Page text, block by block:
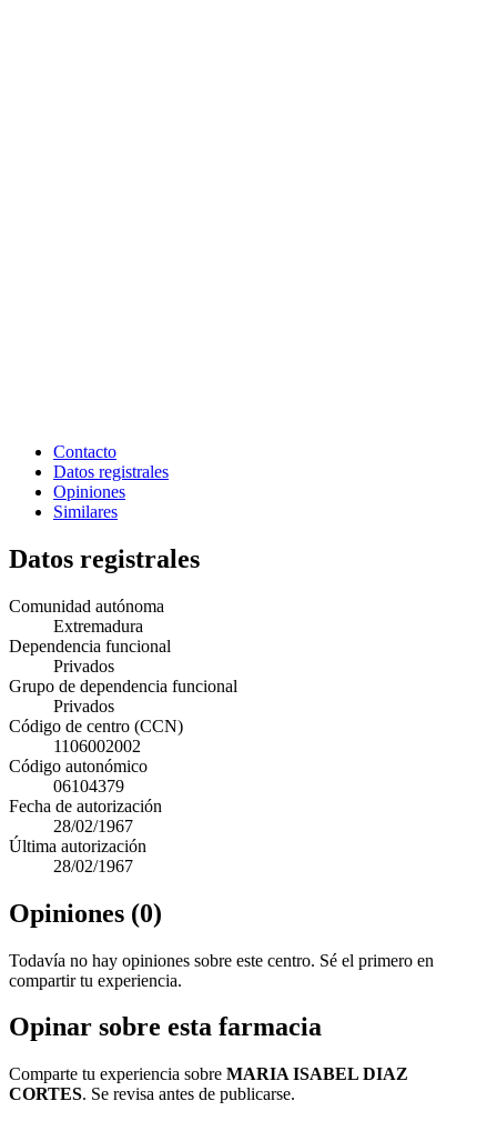
Contacto
Datos registrales
Opiniones
Similares
Datos registrales
Comunidad autónoma
Extremadura
Dependencia funcional
Privados
Grupo de dependencia funcional
Privados
Código de centro (CCN)
1106002002
Código autonómico
06104379
Fecha de autorización
28/02/1967
Última autorización
28/02/1967
Opiniones (0)
Todavía no hay opiniones sobre este centro. Sé el primero en
compartir tu experiencia.
Opinar sobre esta farmacia
Comparte tu experiencia sobre MARIA ISABEL DIAZ
CORTES. Se revisa antes de publicarse.